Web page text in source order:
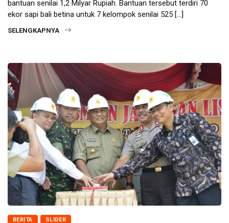
bantuan senilai 1,2 Milyar Rupiah. Bantuan tersebut terdiri 70
ekor sapi bali betina untuk 7 kelompok senilai 525 […]
SELENGKAPNYA
BERITA SLIDER